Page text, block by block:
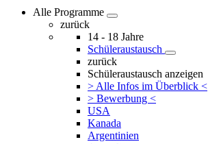
Alle Programme
zurück
14 - 18 Jahre
Schüleraustausch
zurück
Schüleraustausch anzeigen
> Alle Infos im Überblick <
> Bewerbung <
USA
Kanada
Argentinien